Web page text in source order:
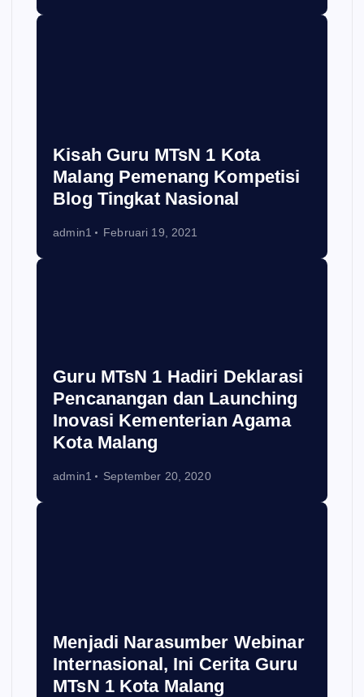
Kisah Guru MTsN 1 Kota
Malang Pemenang Kompetisi
Blog Tingkat Nasional
admin1 Februari 19, 2021
Guru MTsN 1 Hadiri Deklarasi
Pencanangan dan Launching
Inovasi Kementerian Agama
Kota Malang
admin1 September 20, 2020
Menjadi Narasumber Webinar
Internasional, Ini Cerita Guru
MTsN 1 Kota Malang